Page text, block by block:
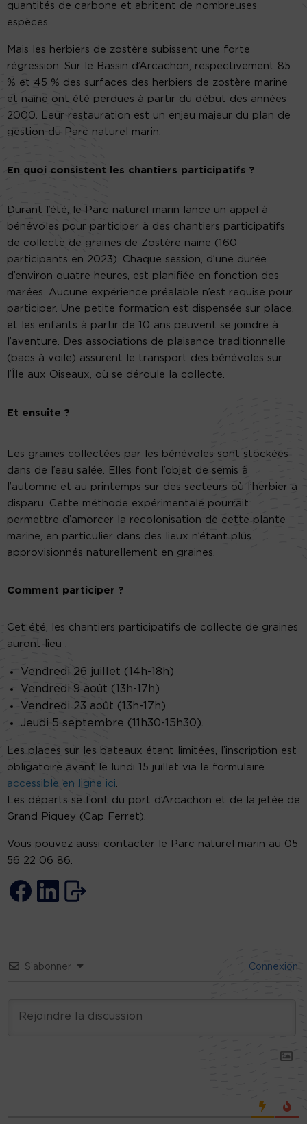
quantités de carbone et abritent de nombreuses
espèces.
Mais les herbiers de zostère subissent une forte
régression. Sur le Bassin d’Arcachon, respectivement 85
% et 45 % des surfaces des herbiers de zostère marine
et naine ont été perdues à partir du début des années
2000. Leur restauration est un enjeu majeur du plan de
gestion du Parc naturel marin.
En quoi consistent les chantiers participatifs ?
Durant l’été, le Parc naturel marin lance un appel à
bénévoles pour participer à des chantiers participatifs
de collecte de graines de Zostère naine (160
participants en 2023). Chaque session, d’une durée
d’environ quatre heures, est planifiée en fonction des
marées. Aucune expérience préalable n’est requise pour
participer. Une petite formation est dispensée sur place,
et les enfants à partir de 10 ans peuvent se joindre à
l’aventure. Des associations de plaisance traditionnelle
(bacs à voile) assurent le transport des bénévoles sur
l’Île aux Oiseaux, où se déroule la collecte.
Et ensuite ?
Les graines collectées par les bénévoles sont stockées
dans de l’eau salée. Elles font l’objet de semis à
l’automne et au printemps sur des secteurs où l’herbier a
disparu. Cette méthode expérimentale pourrait
permettre d’amorcer la recolonisation de cette plante
marine, en particulier dans des lieux n’étant plus
approvisionnés naturellement en graines.
Comment participer ?
Cet été, les chantiers participatifs de collecte de graines
auront lieu :
Vendredi 26 juillet (14h-18h)
Vendredi 9 août (13h-17h)
Vendredi 23 août (13h-17h)
Jeudi 5 septembre (11h30-15h30).
Les places sur les bateaux étant limitées, l’inscription est
obligatoire avant le lundi 15 juillet via le formulaire
accessible en ligne ici.
Les départs se font du port d’Arcachon et de la jetée de
Grand Piquey (Cap Ferret).
Vous pouvez aussi contacter le Parc naturel marin au 05
56 22 06 86.
S’abonner Connexion